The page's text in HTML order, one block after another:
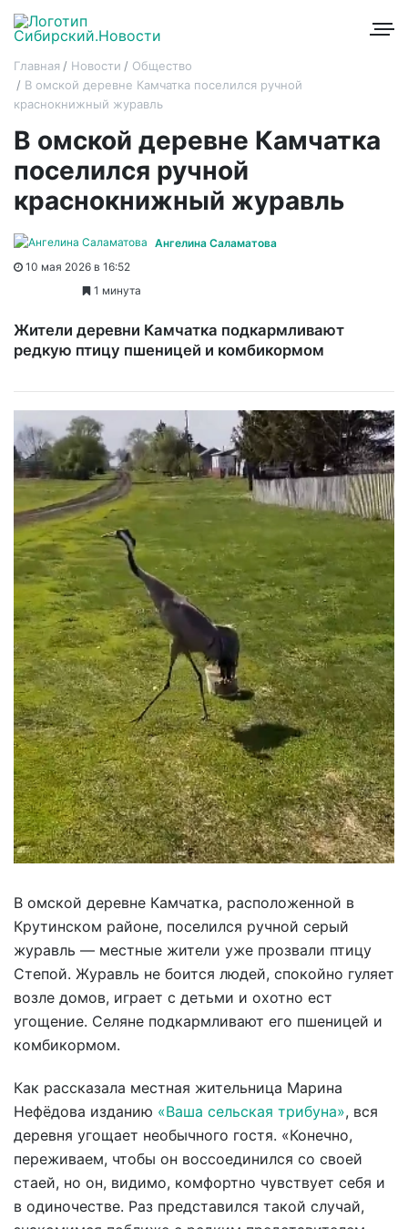
Главная Новости
Общество
В омской деревне Камчатка поселился ручной
краснокнижный журавль
В омской деревне Камчатка
поселился ручной
краснокнижный журавль
Ангелина Саламатова
10 мая 2026 в 16:52
1 минута
Жители деревни Камчатка подкармливают
редкую птицу пшеницей и комбикормом
В омской деревне Камчатка, расположенной в
Крутинском районе, поселился ручной серый
журавль — местные жители уже прозвали птицу
Степой. Журавль не боится людей, спокойно гуляет
возле домов, играет с детьми и охотно ест
угощение. Селяне подкармливают его пшеницей и
комбикормом.
Как рассказала местная жительница Марина
Нефёдова изданию «Ваша сельская трибуна», вся
деревня угощает необычного гостя. «Конечно,
переживаем, чтобы он воссоединился со своей
стаей, но он, видимо, комфортно чувствует себя и
в одиночестве. Раз представился такой случай,